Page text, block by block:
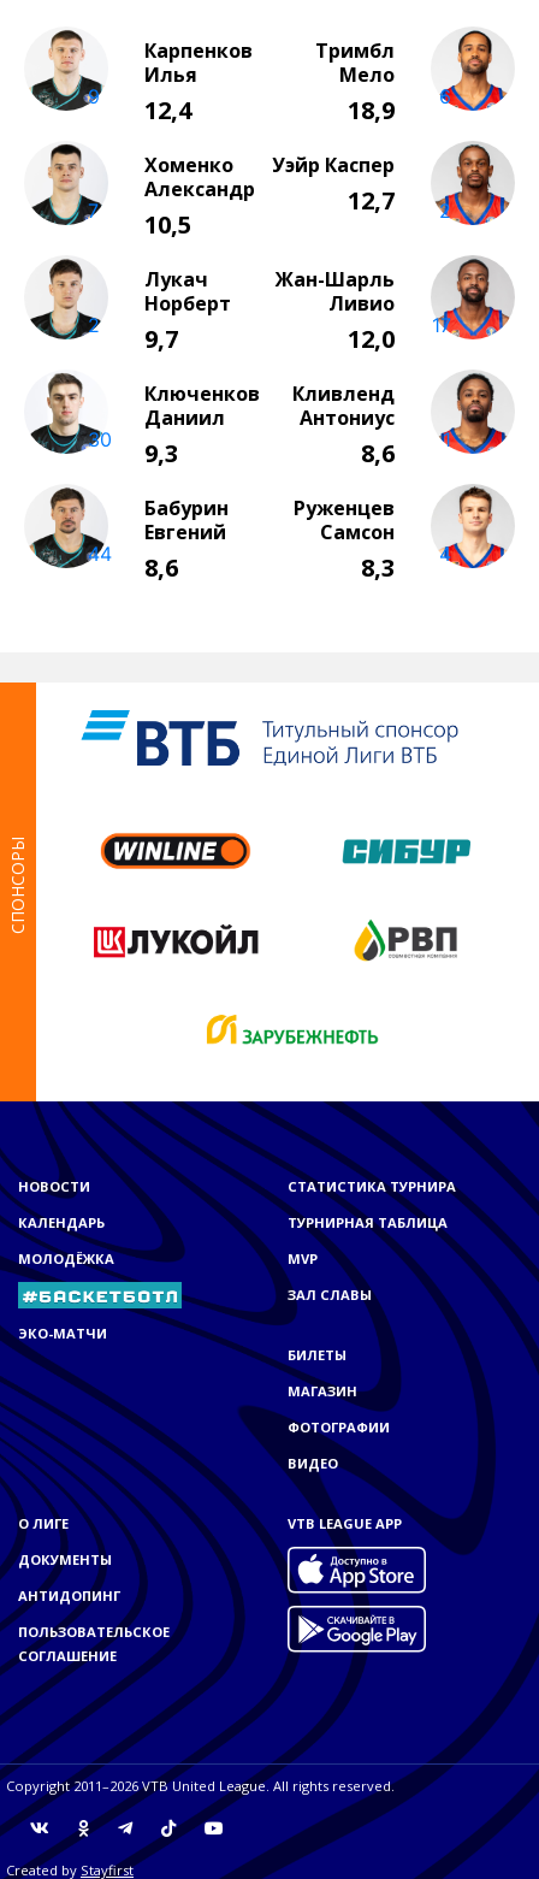
СПОНСОРЫ
НОВОСТИ
КАЛЕНДАРЬ
МОЛОДЁЖКА
ЭКО-МАТЧИ
СТАТИСТИКА ТУРНИРА
ТУРНИРНАЯ ТАБЛИЦА
MVP
ЗАЛ СЛАВЫ
БИЛЕТЫ
МАГАЗИН
ФОТОГРАФИИ
ВИДЕО
О ЛИГЕ
ДОКУМЕНТЫ
АНТИДОПИНГ
ПОЛЬЗОВАТЕЛЬСКОЕ
СОГЛАШЕНИЕ
VTB LEAGUE APP
Copyright 2011–2026 VTB United League. All rights reserved.
Created by Stayfirst